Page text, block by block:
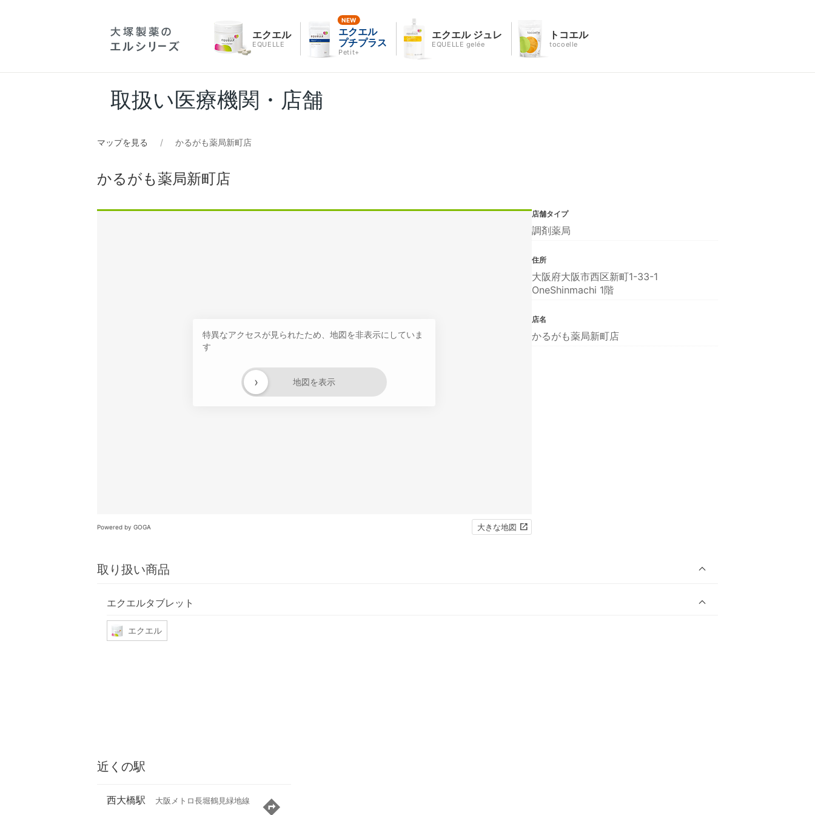
エクエル
EQUELLE
エクエル
プチプラス
Petit+
エクエル ジュレ
EQUELLE gelée
トコエル
tocoelle
取扱い医療機関・店舗
マップを見る かるがも薬局新町店
かるがも薬局新町店
特異なアクセスが見られたため、地図を非表示にしていま
す
地図を表示
›
Powered by GOGA 大きな地図
取り扱い商品
エクエルタブレット
エクエル
店舗タイプ
調剤薬局
住所
大阪府大阪市西区新町1-33-1
OneShinmachi 1階
店名
かるがも薬局新町店
近くの駅
西大橋駅 大阪メトロ長堀鶴見緑地線